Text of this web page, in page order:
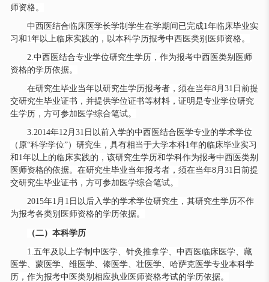
师资格。
中西医结合临床医学长学制学生在学期间已完成1年临床毕业实
习和1年以上临床实践的，以本科学历报考中西医类别医师资格。
2.中西医结合专业学位研究生学历，作为报考中西医类别医师
资格的学历依据。
在研究生毕业当年以研究生学历报考者，须在当年8月31日前提
交研究生毕业证书，并提供学位证书等材料，证明是专业学位研究
生学历，方可参加医学综合笔试。
3.2014年12月31日以前入学的中西医结合医学专业的学术学位
（原“科学学位”）研究生，具有相当于大学本科1年的临床毕业实习
和1年以上的临床实践的，该研究生学历和学科作为报考中西医类别
医师资格的依据。在研究生毕业当年报考者，须在当年8月31日前提
交研究生毕业证书，方可参加医学综合笔试。
2015年1月1日以后入学的学术学位研究生，其研究生学历不作
为报考各类别医师资格的学历依据。
（二）本科学历
1.五年及以上学制中医学、针灸推拿学、中西医临床医学、藏
医学、蒙医学、维医学、傣医学、壮医学、哈萨克医学专业本科学
历，作为报考中医类别相应执业医师资格考试的学历依据。